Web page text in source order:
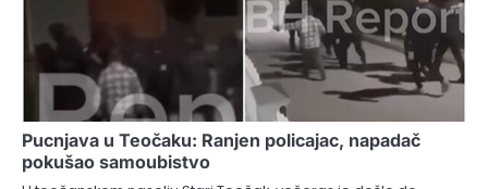
Pucnjava u Teočaku: Ranjen policajac, napadač
pokušao samoubistvo